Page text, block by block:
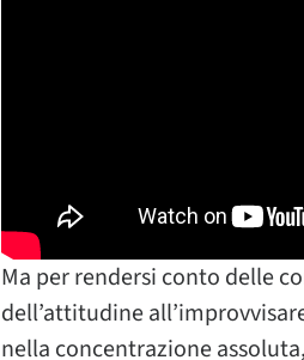
Ma per rendersi conto delle
dell’attitudine
nella concentrazione